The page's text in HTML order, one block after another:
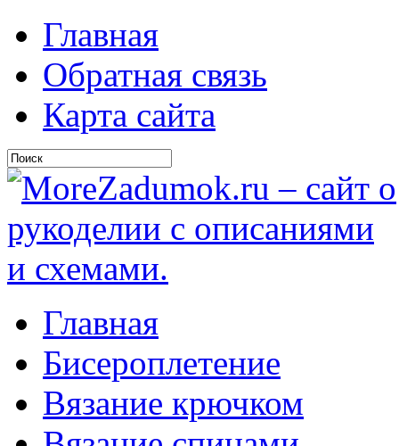
Главная
Обратная связь
Карта сайта
Главная
Бисероплетение
Вязание крючком